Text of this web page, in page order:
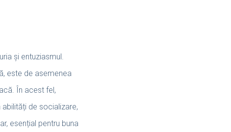
și entuziasmul.
este de asemenea
În acest fel,
de socializare,
esențial pentru buna